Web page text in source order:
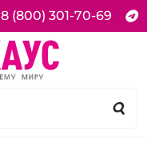
8 (800) 301-70-69